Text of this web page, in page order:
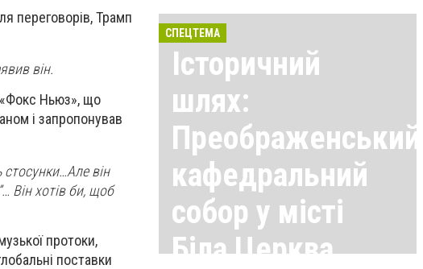
переговорів, Трамп
він.
«Фокс Ньюз», що
і запропонував
стосунки…Але він
Він хотів би, щоб
протоки,
поставки
СПЕЦТЕМА
Історичний
шлях:
Преображенський
кафедральний
собор у місті
Біла Церква